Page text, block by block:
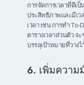
การจัดการเวลาที่ดี
ประสิทธิภาพและมีเว
เวลา เช่น การทำ
ตารางเวลาส่วนตัว
บรรลุเป้าหมายที่วาง
6. เพิ่มความ